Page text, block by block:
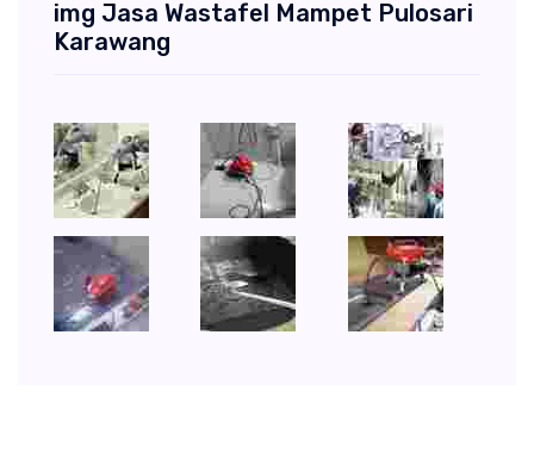
img Jasa Wastafel Mampet Pulosari
Karawang